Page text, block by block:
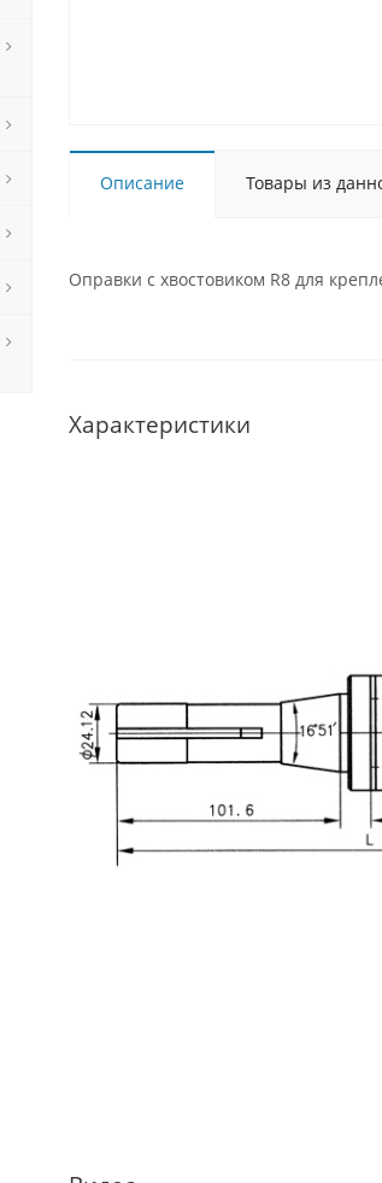
Описание Товары из
Оправки с хвостовиком R8 для
Характеристики